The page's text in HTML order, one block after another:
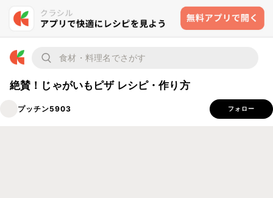
絶賛！じゃがいもピザ レシピ・作り方
プッチン5903 フォロー